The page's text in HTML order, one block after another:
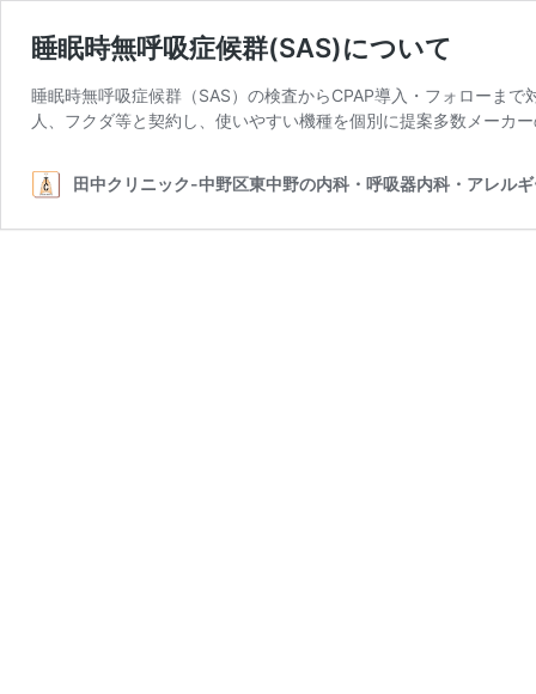
睡眠時無呼吸症候群(SAS)について
睡眠時無呼吸症候群（SAS）の検査からCPAP導入・フォローま
人、フクダ等と契約し、使いやすい機種を個別に提案多数メーカ
田中クリニック-中野区東中野の内科・呼吸器内科・アレル